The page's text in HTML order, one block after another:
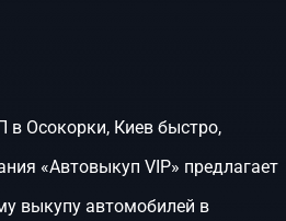
в Осокорки, Киев быстро,
«Автовыкуп VIP» предлагает
выкупу автомобилей в